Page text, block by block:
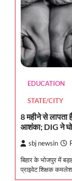
EDUCATION
STATE/CITY
8 महीने से लापता
आशंका; DIG ने
sbj newsin
बिहार के भोजपुर में
प्राइवेट शिक्षक